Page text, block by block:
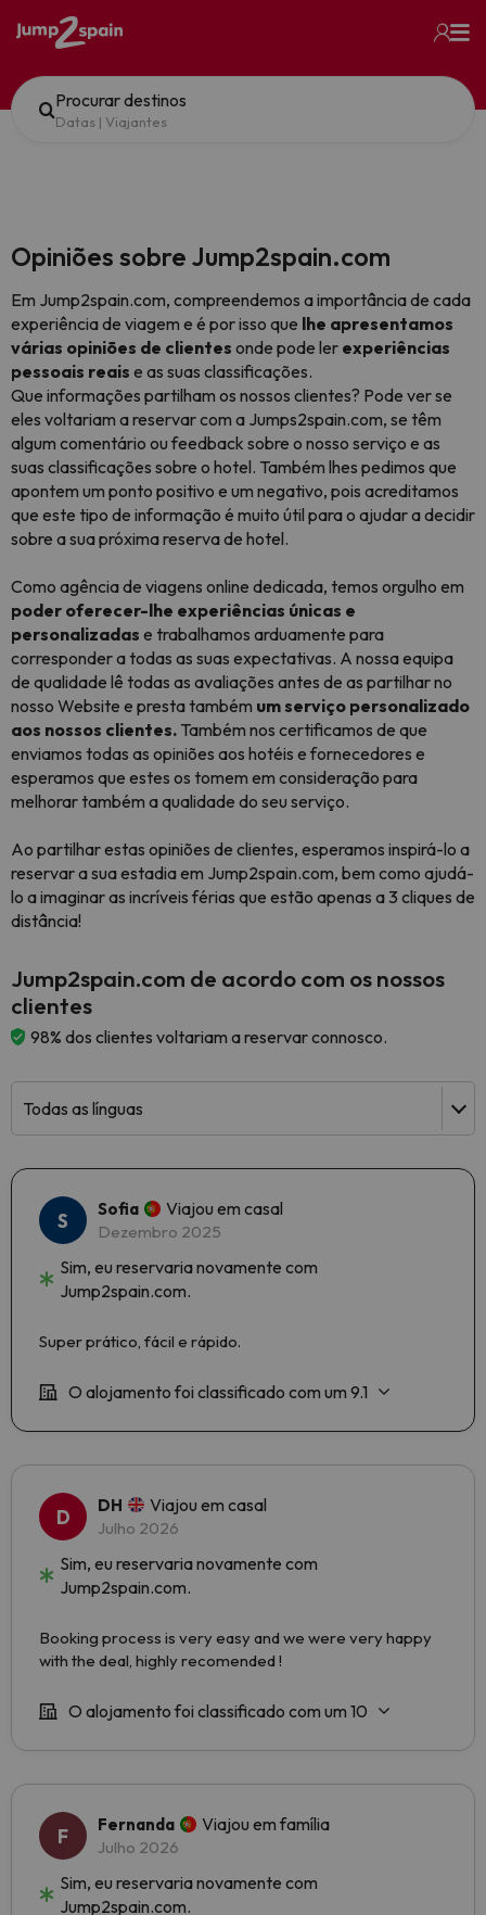
Procurar destinos
Datas | Viajantes
Opiniões sobre Jump2spain.com
Em Jump2spain.com, compreendemos a importância de cada
experiência de viagem e é por isso que lhe apresentamos
várias opiniões de clientes onde pode ler experiências
pessoais reais e as suas classificações.
Que informações partilham os nossos clientes? Pode ver se
eles voltariam a reservar com a Jumps2spain.com, se têm
algum comentário ou feedback sobre o nosso serviço e as
suas classificações sobre o hotel. Também lhes pedimos que
apontem um ponto positivo e um negativo, pois acreditamos
que este tipo de informação é muito útil para o ajudar a decidir
sobre a sua próxima reserva de hotel.
Como agência de viagens online dedicada, temos orgulho em
poder oferecer-lhe experiências únicas e
personalizadas e trabalhamos arduamente para
corresponder a todas as suas expectativas. A nossa equipa
de qualidade lê todas as avaliações antes de as partilhar no
nosso Website e presta também um serviço personalizado
aos nossos clientes. Também nos certificamos de que
enviamos todas as opiniões aos hotéis e fornecedores e
esperamos que estes os tomem em consideração para
melhorar também a qualidade do seu serviço.
Ao partilhar estas opiniões de clientes, esperamos inspirá-lo a
reservar a sua estadia em Jump2spain.com, bem como ajudá-
lo a imaginar as incríveis férias que estão apenas a 3 cliques de
distância!
Jump2spain.com de acordo com os nossos
clientes
98% dos clientes voltariam a reservar connosco.